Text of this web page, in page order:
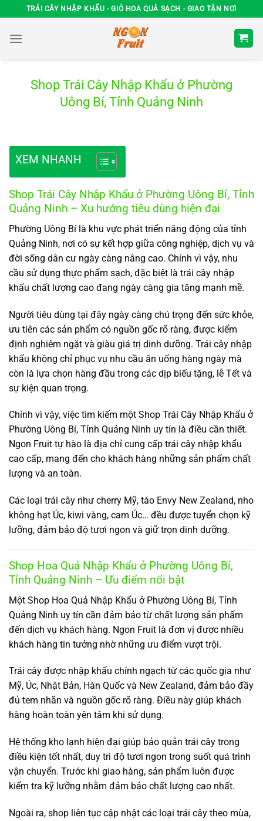
Chuyển
đến
nội
TRÁI CÂY NHẬP KHẨU - GIỎ HOA QUẢ SẠCH - GIAO TẬN NƠI
Shop Trái Cây Nhập Khẩu ở Phường
Uông Bí, Tỉnh Quảng Ninh
XEM NHANH
Shop Trái Cây Nhập Khẩu ở Phường Uông Bí, Tỉnh
Quảng Ninh – Xu hướng tiêu dùng hiện đại
Phường Uông Bí là khu vực phát triển năng động của tỉnh
Quảng Ninh, nơi có sự kết hợp giữa công nghiệp, dịch vụ và
đời sống dân cư ngày càng nâng cao. Chính vì vậy, nhu
cầu sử dụng thực phẩm sạch, đặc biệt là trái cây nhập
khẩu chất lượng cao đang ngày càng gia tăng mạnh mẽ.
Người tiêu dùng tại đây ngày càng chú trọng đến sức khỏe,
ưu tiên các sản phẩm có nguồn gốc rõ ràng, được kiểm
định nghiêm ngặt và giàu giá trị dinh dưỡng. Trái cây nhập
khẩu không chỉ phục vụ nhu cầu ăn uống hàng ngày mà
còn là lựa chọn hàng đầu trong các dịp biếu tặng, lễ Tết và
sự kiện quan trọng.
Chính vì vậy, việc tìm kiếm một Shop Trái Cây Nhập Khẩu ở
Phường Uông Bí, Tỉnh Quảng Ninh uy tín là điều cần thiết.
Ngon Fruit tự hào là địa chỉ cung cấp trái cây nhập khẩu
cao cấp, mang đến cho khách hàng những sản phẩm chất
lượng và an toàn.
Các loại trái cây như cherry Mỹ, táo Envy New Zealand, nho
không hạt Úc, kiwi vàng, cam Úc… đều được tuyển chọn kỹ
lưỡng, đảm bảo độ tươi ngon và giữ trọn dinh dưỡng.
Shop Hoa Quả Nhập Khẩu ở Phường Uông Bí,
Tỉnh Quảng Ninh – Ưu điểm nổi bật
Một Shop Hoa Quả Nhập Khẩu ở Phường Uông Bí, Tỉnh
Quảng Ninh uy tín cần đảm bảo từ chất lượng sản phẩm
đến dịch vụ khách hàng. Ngon Fruit là đơn vị được nhiều
khách hàng tin tưởng nhờ những ưu điểm vượt trội.
Trái cây được nhập khẩu chính ngạch từ các quốc gia như
Mỹ, Úc, Nhật Bản, Hàn Quốc và New Zealand, đảm bảo đầy
đủ tem nhãn và nguồn gốc rõ ràng. Điều này giúp khách
hàng hoàn toàn yên tâm khi sử dụng.
Hệ thống kho lạnh hiện đại giúp bảo quản trái cây trong
điều kiện tốt nhất, duy trì độ tươi ngon trong suốt quá trình
vận chuyển. Trước khi giao hàng, sản phẩm luôn được
kiểm tra kỹ lưỡng nhằm đảm bảo chất lượng cao nhất.
Ngoài ra, shop liên tục cập nhật các loại trái cây theo mùa,